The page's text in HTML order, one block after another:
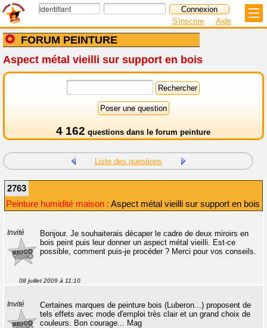
FORUM PEINTURE
S'inscrire Aide
Aspect métal vieilli sur support en bois
4 162 questions dans le forum peinture
Liste des questions
2763
Peinture humidité maison : Aspect métal vieilli sur support en bois
Invité
Bonjour. Je souhaiterais décaper le cadre de deux miroirs en
bois peint puis leur donner un aspect métal vieilli. Est-ce
possible, comment puis-je procéder ? Merci pour vos conseils.
08 juillet 2009 à 11:10
Invité
Certaines marques de peinture bois (Luberon...) proposent de
tels effets avec mode d'emploi très clair et un grand choix de
couleurs. Bon courage... Mag